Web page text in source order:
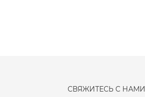
СВЯЖИТЕСЬ С НАМИ